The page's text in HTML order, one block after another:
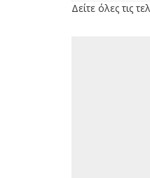
Δείτε όλες τις